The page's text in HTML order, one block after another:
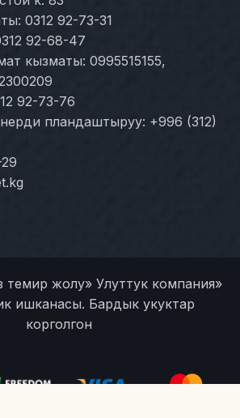
0312 92-73-31
92-68-47
кызматы: 0995515155,
92-73-76
пландаштыруу: +996 (312)
жолу» Улуттук компания»
ишканасы. Бардык укуктар
корголгон